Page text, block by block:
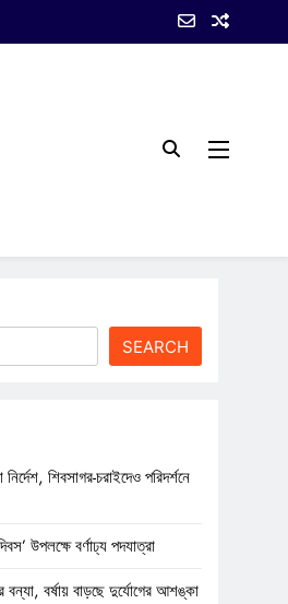
SEARCH
শিবসাগর-চরাইদেও পরিদর্শনে
উপলক্ষে বর্ণাঢ্য পদযাত্রা
বর্ষায় বাড়ছে দুর্যোগের আশঙ্কা